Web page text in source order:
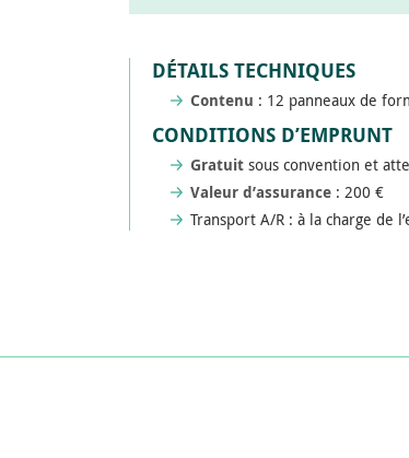
DÉTAILS TECHNIQUES
Contenu : 12 panneaux de
CONDITIONS D’EMPRUNT
Gratuit sous convention et
Valeur d’assurance : 200 €
Transport A/R : à la charge de